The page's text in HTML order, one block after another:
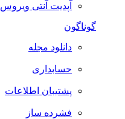
آپدیت آنتی ویروس
گوناگون
دانلود مجله
حسابداری
پشتیبان اطلاعات
فشرده ساز